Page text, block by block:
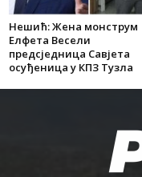
Нешић: Жена монструм
Елфета Весели
предсједница Савјета
осуђеница у КПЗ Тузла